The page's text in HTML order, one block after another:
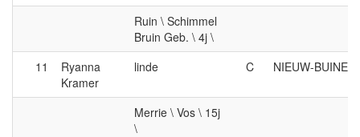
Ruin \ Schimmel
Bruin Geb. \ 4j \
11
Ryanna
Kramer
linde C NIEUW-BUINEN
Merrie \ Vos \ 15j
\